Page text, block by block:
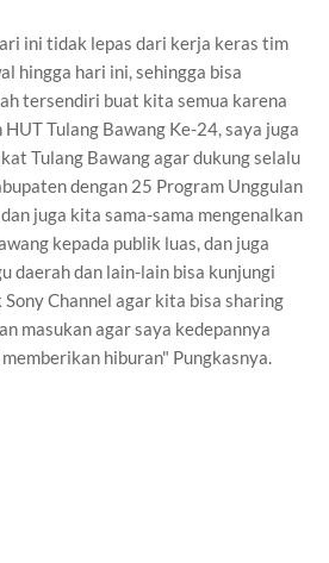
ini tidak lepas dari kerja keras tim
hingga hari ini, sehingga bisa
tersendiri buat kita semua karena
Tulang Bawang Ke-24, saya juga
Tulang Bawang agar dukung selalu
dengan 25 Program Unggulan
juga kita sama-sama mengenalkan
kepada publik luas, dan juga
daerah dan lain-lain bisa kunjungi
Channel agar kita bisa sharing
masukan agar saya kedepannya
hiburan" Pungkasnya.